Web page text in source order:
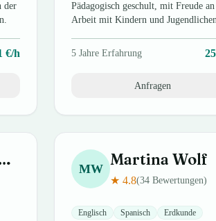
der
€/h
Pädagogisch geschult, mit Freude
Arbeit mit Kindern und
5 Jahre Erfahrung 25
Anfragen
MW Martina Wolf
★ 4.8(34 Bewertungen)
Englisch Spanisch Erdkunde